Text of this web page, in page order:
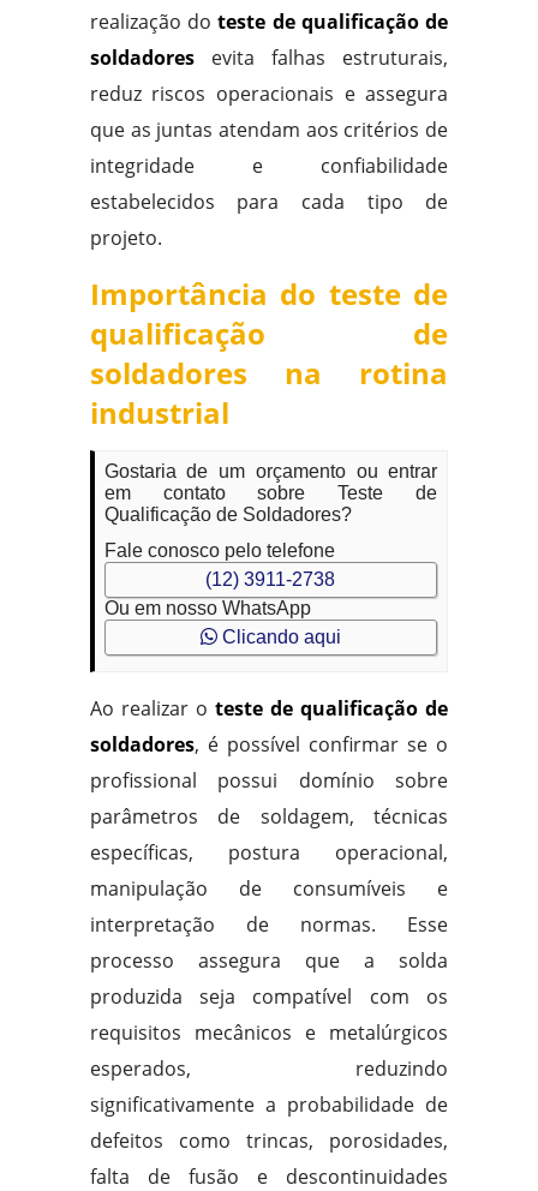
realização doteste de qualificação de
soldadoresevita falhas estruturais,
reduz riscos operacionais e assegura
que as juntas atendam aos critérios de
integridade e confiabilidade
estabelecidos para cada tipo de
projeto.
Importância do teste de
qualificação de
soldadores na rotina
industrial
Gostaria de um orçamento ou entrar
em contato sobre Teste de
Qualificação de Soldadores?
Fale conosco pelo telefone
(12) 3911-2738
Ou em nosso WhatsApp
Clicando aqui
Ao realizar o teste de qualificação de
soldadores, é possível confirmar se o
profissional possui domínio sobre
parâmetros de soldagem, técnicas
específicas, postura operacional,
manipulação de consumíveis e
interpretação de normas. Esse
processo assegura que a solda
produzida seja compatível com os
requisitos mecânicos e metalúrgicos
esperados, reduzindo
significativamente a probabilidade de
defeitos como trincas, porosidades,
falta de fusão e descontinuidades